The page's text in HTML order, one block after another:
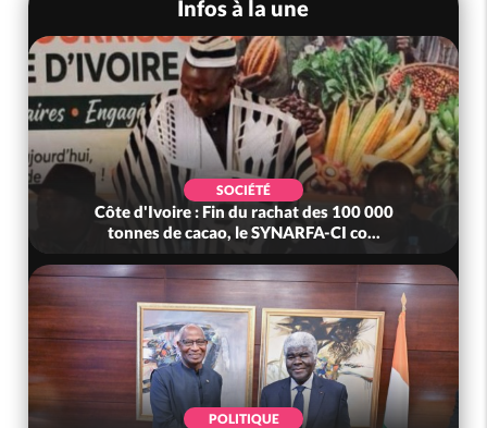
Infos à la une
SOCIÉTÉ
Côte d'Ivoire : Fin du rachat des 100 000
tonnes de cacao, le SYNARFA-CI co...
POLITIQUE